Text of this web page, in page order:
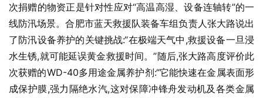
次捐赠的物资正是针对性应对“高温高湿、设备连轴转”的一
线防汛场景。合肥市蓝天救援队装备车组负责人张大路说出
了防汛设备养护的关键挑战:“在极端天气中,救援设备一旦浸
水生锈,就可能延误黄金救援时间。”随后,张大路高度评价此
次获赠的WD-40多用途金属养护剂:“它能快速在金属表面形
成保护膜,强力隔绝水汽,这对保障冲锋舟发动机及各类金属